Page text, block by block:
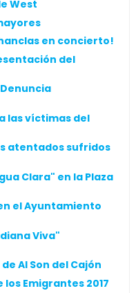
West
en concierto!
del
las víctimas del
atentados sufridos
Clara" en la Plaza
el Ayuntamiento
Viva"
Al Son del Cajón
Emigrantes 2017